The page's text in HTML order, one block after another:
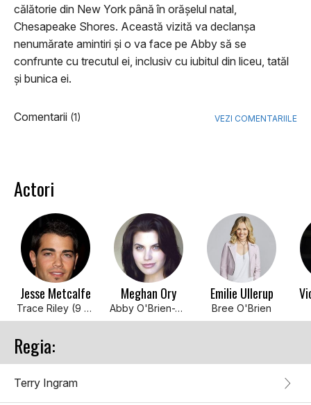
călătorie din New York până în orășelul natal,
Chesapeake Shores. Această vizită va declanșa
nenumărate amintiri și o va face pe Abby să se
confrunte cu trecutul ei, inclusiv cu iubitul din liceu, tatăl
și bunica ei.
Comentarii (1) VEZI COMENTARIILE
Actori
Jesse Metcalfe
Trace Riley (9 episodes, 2016)
Meghan Ory
Abby O'Brien-Winters / ... (9 episodes, 2016)
Emilie Ullerup
Bree O'Brien
Regia:
Terry Ingram